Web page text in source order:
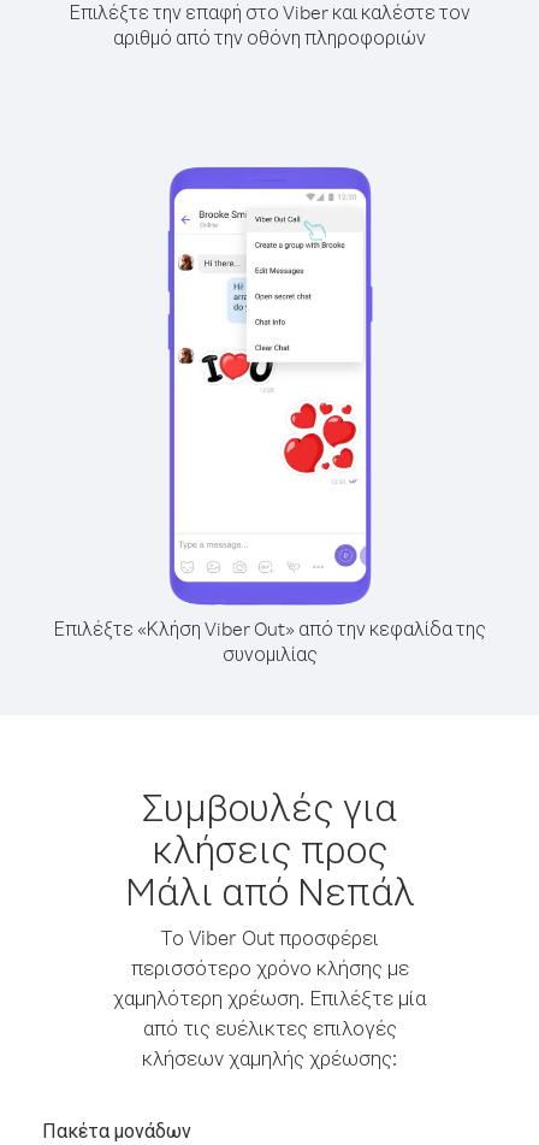
Επιλέξτε την επαφή στο Viber και καλέστε τον
αριθμό από την οθόνη πληροφοριών
Επιλέξτε «Κλήση Viber Out» από την κεφαλίδα της
συνομιλίας
Συμβουλές για
κλήσεις προς
Mάλι από Νεπάλ
Το Viber Out προσφέρει
περισσότερο χρόνο κλήσης με
χαμηλότερη χρέωση. Επιλέξτε μία
από τις ευέλικτες επιλογές
κλήσεων χαμηλής χρέωσης:
Πακέτα μονάδων